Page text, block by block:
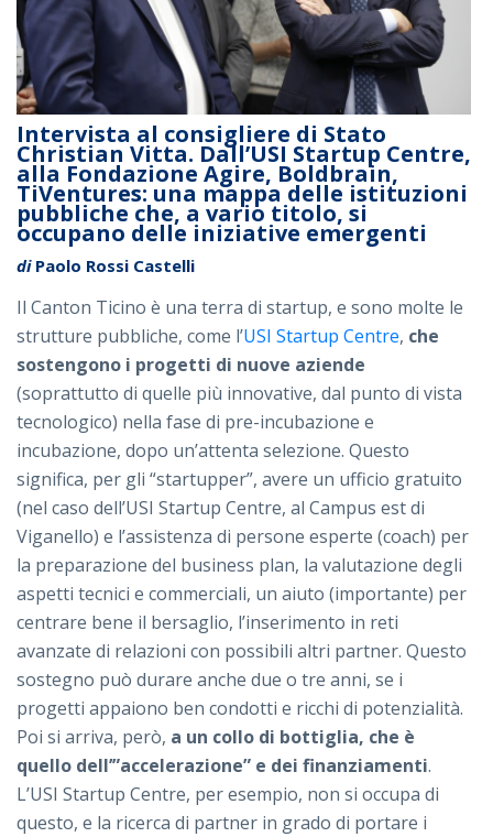
Intervista al consigliere di Stato
Christian Vitta. Dall’USI Startup Centre,
alla Fondazione Agire, Boldbrain,
TiVentures: una mappa delle istituzioni
pubbliche che, a vario titolo, si
occupano delle iniziative emergenti
diPaolo Rossi Castelli
Il Canton Ticino è una terra di startup, e sono molte le
strutture pubbliche, come l’USI Startup Centre, che
sostengono i progetti di nuove aziende
(soprattutto di quelle più innovative, dal punto di vista
tecnologico) nella fase di pre-incubazione e
incubazione, dopo un’attenta selezione. Questo
significa, per gli “startupper”, avere un ufficio gratuito
(nel caso dell’USI Startup Centre, al Campus est di
Viganello) e l’assistenza di persone esperte (coach) per
la preparazione del business plan, la valutazione degli
aspetti tecnici e commerciali, un aiuto (importante) per
centrare bene il bersaglio, l’inserimento in reti
avanzate di relazioni con possibili altri partner. Questo
sostegno può durare anche due o tre anni, se i
progetti appaiono ben condotti e ricchi di potenzialità.
Poi si arriva, però, a un collo di bottiglia, che è
quello dell’”accelerazione” e dei finanziamenti.
L’USI Startup Centre, per esempio, non si occupa di
questo, e la ricerca di partner in grado di portare i